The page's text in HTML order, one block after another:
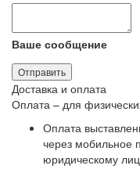
Ваше сообщение
Отправить
Доставка и оплата
Оплата – для
Оплата
через мобильное
юридическому